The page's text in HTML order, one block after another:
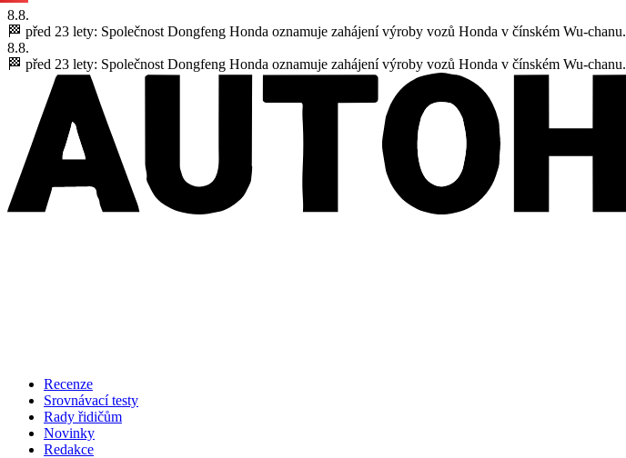
8.8.
🏁 před 23 lety: Společnost Dongfeng Honda oznamuje zahájení výroby vozů Honda v čínském Wu-chanu.
8.8.
🏁 před 23 lety: Společnost Dongfeng Honda oznamuje zahájení výroby vozů Honda v čínském Wu-chanu.
Recenze
Srovnávací testy
Rady řidičům
Novinky
Redakce